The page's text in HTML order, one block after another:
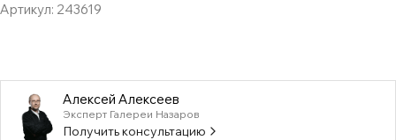
Артикул: 243619
Алексей Алексеев
Эксперт Галереи Назаров
Получить консультацию